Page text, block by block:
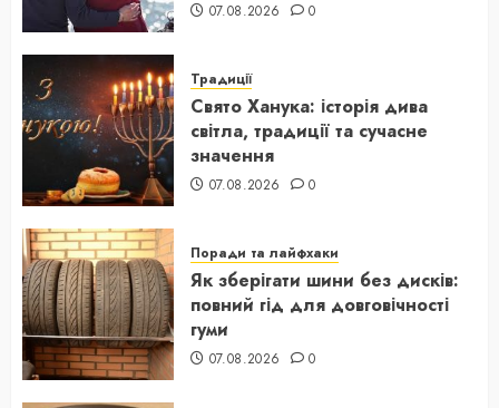
07.08.2026 0
Традиції
Свято Ханука: історія дива
світла, традиції та сучасне
значення
07.08.2026 0
Поради та лайфхаки
Як зберігати шини без дисків:
повний гід для довговічності
гуми
07.08.2026 0